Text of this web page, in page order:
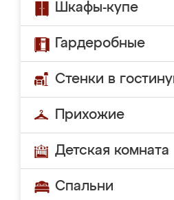
Шкафы-купе
Гардеробные
Стенки в
Прихожие
Детская комната
Спальни